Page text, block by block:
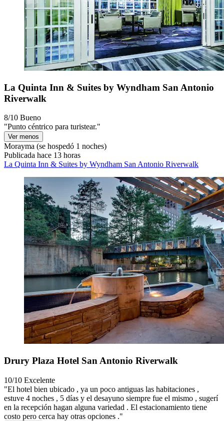
La Quinta Inn & Suites by Wyndham San Antonio
Riverwalk
8/10 Bueno
"Punto céntrico para turistear."
Ver menos
Morayma (se hospedó 1 noches)
Publicada hace 13 horas
La Quinta Inn & Suites by Wyndham San Antonio Riverwalk
Drury Plaza Hotel San Antonio Riverwalk
10/10 Excelente
"El hotel bien ubicado , ya un poco antiguas las habitaciones ,
estuve 4 noches , 5 días y el desayuno siempre fue el mismo , sugerí
en la recepción hagan alguna variedad . El estacionamiento tiene
costo pero cerca hay otras opciones ."